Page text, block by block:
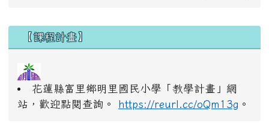
右邊區域內容
【課程計畫】
花蓮縣富里鄉明里國民小學「教學計畫」網
站，歡迎點閱查詢。
https://reurl.cc/oQm13g 。